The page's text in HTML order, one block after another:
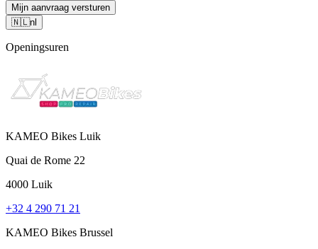
Mijn aanvraag versturen
🇳🇱nl
Openingsuren
KAMEO Bikes Luik
Quai de Rome 22
4000 Luik
+32 4 290 71 21
KAMEO Bikes Brussel